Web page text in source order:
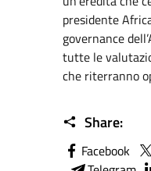
presidente
governance
tutte le
che riterranno
Share:
Facebook